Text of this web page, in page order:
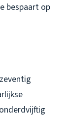
bespaart op